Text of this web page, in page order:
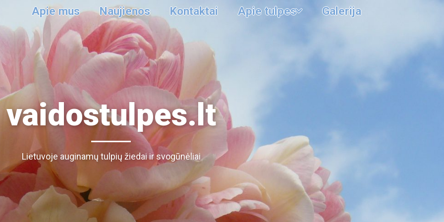
Apie mus Naujienos Kontaktai Apie tulpes Galerija
vaidostulpes.lt
Lietuvoje auginamų tulpių žiedai ir svogūnėliai